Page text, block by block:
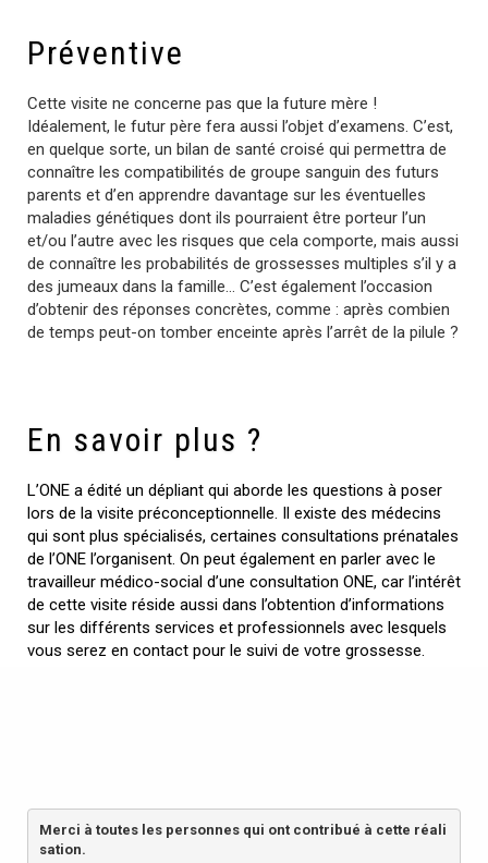
Préventive
Cette visite ne concerne pas que la future mère !
Idéalement, le futur père fera aussi l’objet d’examens. C’est,
en quelque sorte, un bilan de santé croisé qui permettra de
connaître les compatibilités de groupe sanguin des futurs
parents et d’en apprendre davantage sur les éventuelles
maladies génétiques dont ils pourraient être porteur l’un
et/ou l’autre avec les risques que cela comporte, mais aussi
de connaître les probabilités de grossesses multiples s’il y a
des jumeaux dans la famille… C’est également l’occasion
d’obtenir des réponses concrètes, comme : après combien
de temps peut-on tomber enceinte après l’arrêt de la pilule ?
En savoir plus ?
L’ONE a édité un dépliant qui aborde les questions à poser
lors de la visite préconceptionnelle. Il existe des médecins
qui sont plus spécialisés, certaines consultations prénatales
de l’ONE l’organisent. On peut également en parler avec le
travailleur médico-social d’une consultation ONE, car l’intérêt
de cette visite réside aussi dans l’obtention d’informations
sur les différents services et professionnels avec lesquels
vous serez en contact pour le suivi de votre grossesse.
Merci à toutes les personnes qui ont contribué à cette réali
sation.